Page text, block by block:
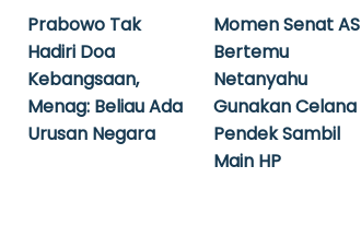
Prabowo Tak
Hadiri Doa
Kebangsaan,
Menag: Beliau Ada
Urusan Negara
Momen Senat AS
Bertemu
Netanyahu
Gunakan Celana
Pendek Sambil
Main HP